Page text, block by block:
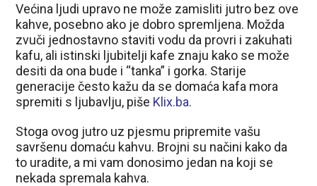
Većina ljudi upravo ne može zamisliti jutro bez ove
kahve, posebno ako je dobro spremljena. Možda
zvuči jednostavno staviti vodu da provri i zakuhati
kafu, ali istinski ljubitelji kafe znaju kako se može
desiti da ona bude i “tanka” i gorka. Starije
generacije često kažu da se domaća kafa mora
spremiti s ljubavlju, piše Klix.ba.
Stoga ovog jutro uz pjesmu pripremite vašu
savršenu domaću kahvu. Brojni su načini kako da
to uradite, a mi vam donosimo jedan na koji se
nekada spremala kahva.